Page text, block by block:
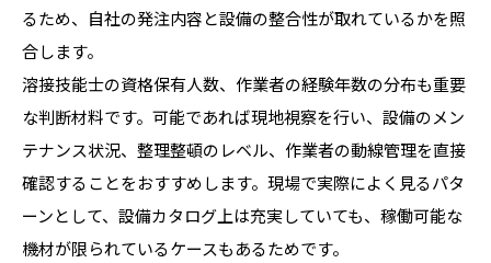
るため、自社の発注内容と設備の整合性が取れているかを照
合します。
溶接技能士の資格保有人数、作業者の経験年数の分布も重要
な判断材料です。可能であれば現地視察を行い、設備のメン
テナンス状況、整理整頓のレベル、作業者の動線管理を直接
確認することをおすすめします。現場で実際によく見るパタ
ーンとして、設備カタログ上は充実していても、稼働可能な
機材が限られているケースもあるためです。